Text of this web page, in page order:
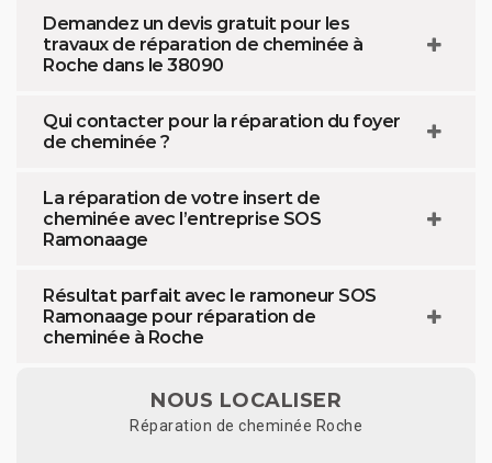
Demandez un devis gratuit pour les
travaux de réparation de cheminée à
Roche dans le 38090
Qui contacter pour la réparation du foyer
de cheminée ?
La réparation de votre insert de
cheminée avec l’entreprise SOS
Ramonaage
Résultat parfait avec le ramoneur SOS
Ramonaage pour réparation de
cheminée à Roche
NOUS LOCALISER
Réparation de cheminée Roche